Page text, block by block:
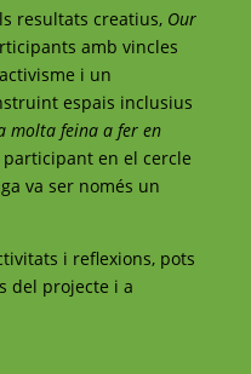
resultats creatius, Our
amb vincles
i un
espais inclusius
molta feina a fer en
en el cercle
va ser només un
i reflexions, pots
del projecte i a